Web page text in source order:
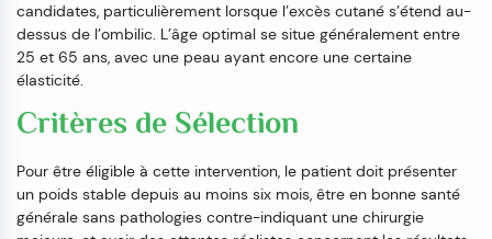
candidates, particulièrement lorsque l’excès cutané s’étend au-
dessus de l’ombilic. L’âge optimal se situe généralement entre
25 et 65 ans, avec une peau ayant encore une certaine
élasticité.
Critères de Sélection
Pour être éligible à cette intervention, le patient doit présenter
un poids stable depuis au moins six mois, être en bonne santé
générale sans pathologies contre-indiquant une chirurgie